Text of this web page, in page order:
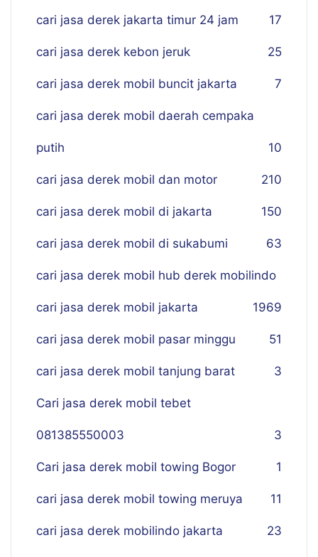
cari jasa derek jakarta timur 24 jam 17
cari jasa derek kebon jeruk 25
cari jasa derek mobil buncit jakarta 7
cari jasa derek mobil daerah cempaka
putih 10
cari jasa derek mobil dan motor 210
cari jasa derek mobil di jakarta 150
cari jasa derek mobil di sukabumi 63
cari jasa derek mobil hub derek mobilindo
69
cari jasa derek mobil jakarta 19
cari jasa derek mobil pasar minggu 51
cari jasa derek mobil tanjung barat 3
Cari jasa derek mobil tebet
081385550003 3
Cari jasa derek mobil towing Bogor 1
cari jasa derek mobil towing meruya 11
cari jasa derek mobilindo jakarta 23